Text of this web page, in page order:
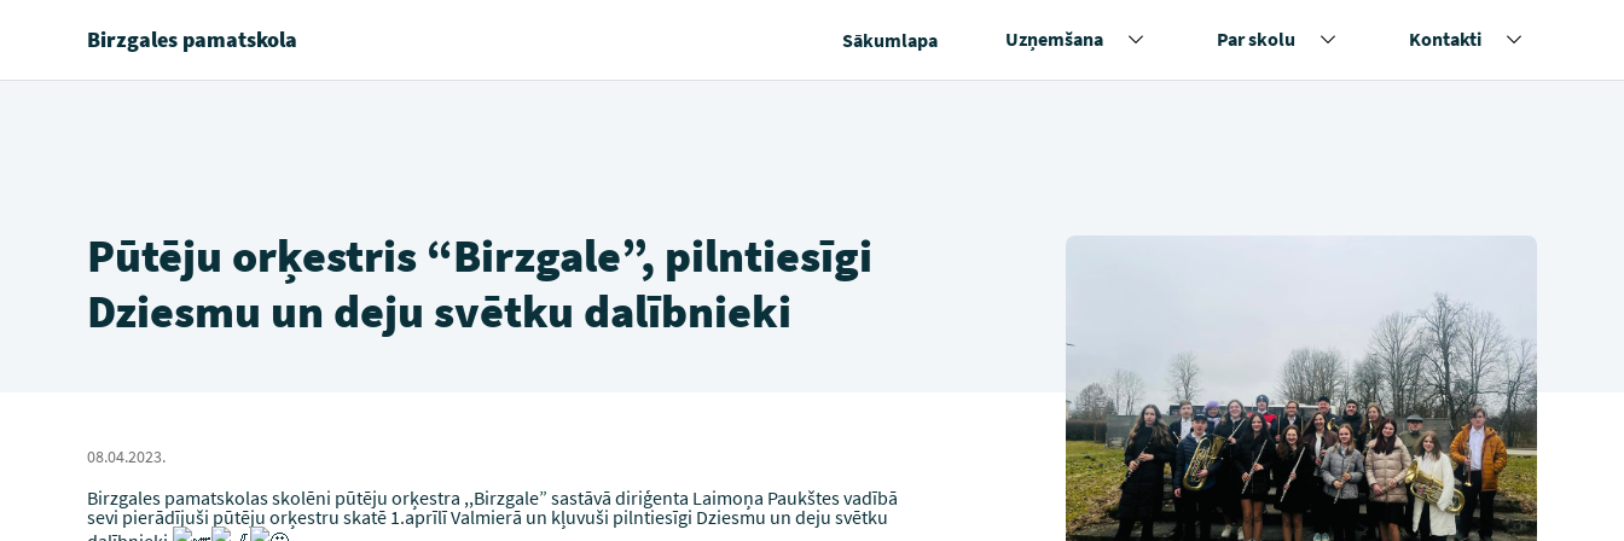
Birzgales pamatskola Sākumlapa Uzņemšana Par skolu Kontakti
Pūtēju orķestris “Birzgale”, pilntiesīgi
Dziesmu un deju svētku dalībnieki
08.04.2023.
Birzgales pamatskolas skolēni pūtēju orķestra ,,Birzgale” sastāvā diriģenta Laimoņa Paukštes vadībā
sevi pierādījuši pūtēju orķestru skatē 1.aprīlī Valmierā un kļuvuši pilntiesīgi Dziesmu un deju svētku